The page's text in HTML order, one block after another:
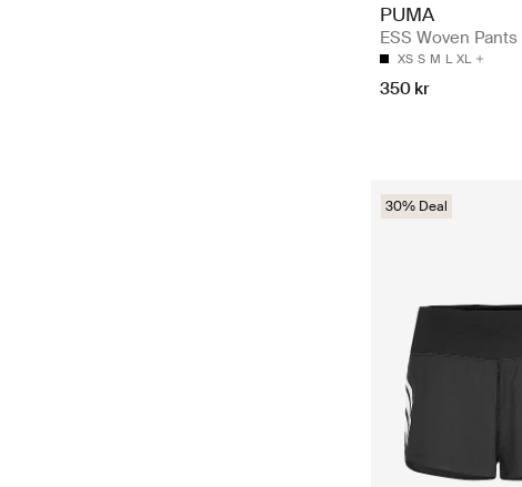
PUMA
ESS Woven
XS S M L XL
350 kr
30% Deal